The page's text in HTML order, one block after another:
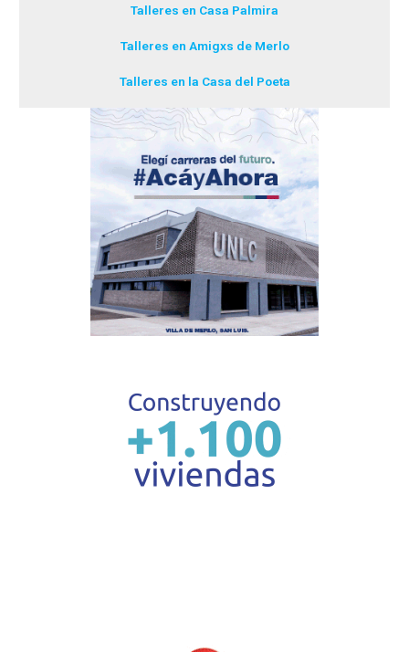
Talleres en Casa Palmira
Talleres en Amigxs de Merlo
Talleres en la Casa del Poeta